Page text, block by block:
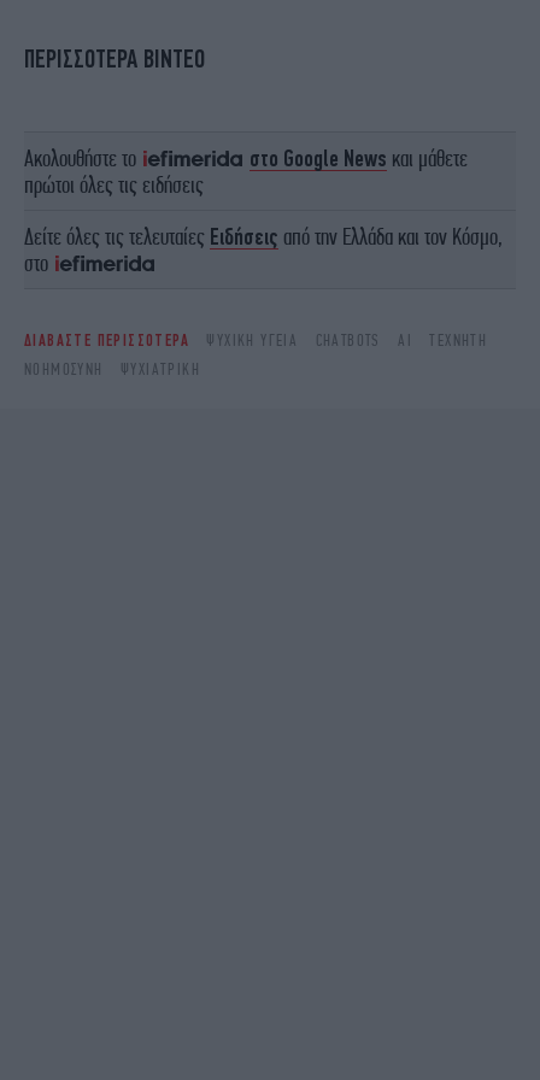
ΠΕΡΙΣΣΟΤΕΡΑ ΒΙΝΤΕΟ
Ακολουθήστε το στο Google News και μάθετε
πρώτοι όλες τις ειδήσεις
Δείτε όλες τις τελευταίες Ειδήσεις από την Ελλάδα και τον Κόσμο,
στο
ΔΙΑΒΑΣΤΕ ΠΕΡΙΣΣΟΤΕΡΑ ΨΥΧΙΚΉ ΥΓΕΊΑ CHATBOTS ΑΙ
ΤΕΧΝΗΤΉ
ΝΟΗΜΟΣΎΝΗ
ΨΥΧΙΑΤΡΙΚΉ